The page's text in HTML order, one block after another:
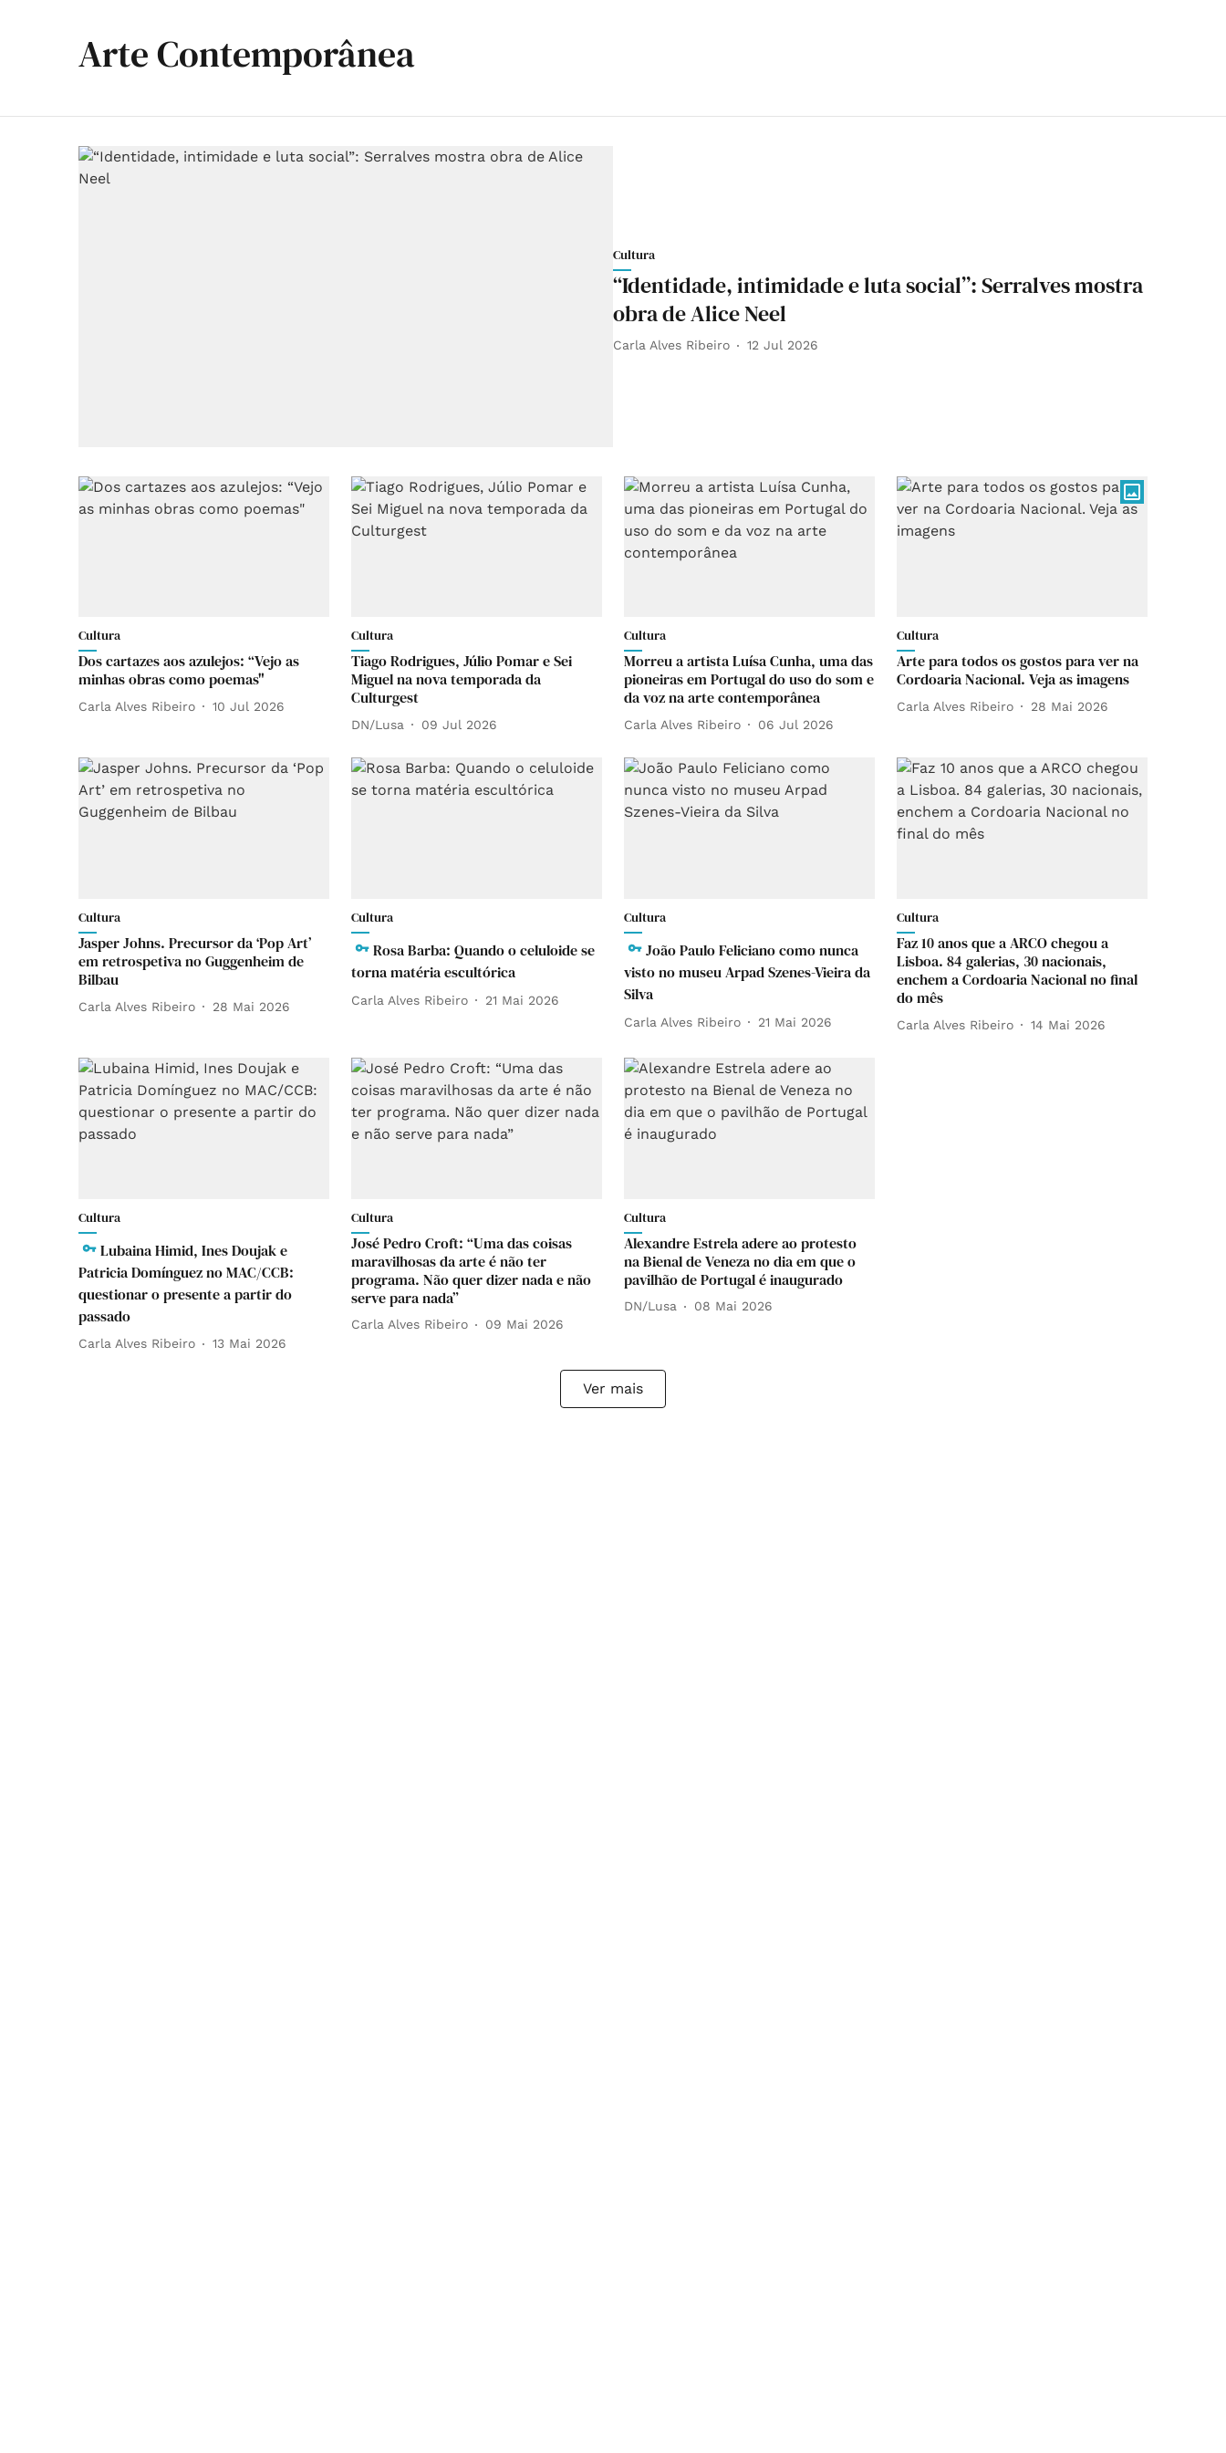
Arte Contemporânea
Cultura
“Identidade, intimidade e luta social”: Serralves mostra
obra de Alice Neel
Carla Alves Ribeiro 12 Jul 2026
Cultura
Dos cartazes aos azulejos: “Vejo as
minhas obras como poemas"
Carla Alves Ribeiro 10 Jul 2026
Cultura
Tiago Rodrigues, Júlio Pomar e Sei
Miguel na nova temporada da
Culturgest
DN/Lusa 09 Jul 2026
Cultura
Morreu a artista Luísa Cunha, uma das
pioneiras em Portugal do uso do som e
da voz na arte contemporânea
Carla Alves Ribeiro 06 Jul 2026
Cultura
Arte para todos os gostos para ver na
Cordoaria Nacional. Veja as imagens
Carla Alves Ribeiro 28 Mai 2026
Cultura
Jasper Johns. Precursor da ‘Pop Art’
em retrospetiva no Guggenheim de
Bilbau
Carla Alves Ribeiro 28 Mai 2026
Cultura
Rosa Barba: Quando o celuloide se
torna matéria escultórica
Carla Alves Ribeiro 21 Mai 2026
Cultura
João Paulo Feliciano como nunca
visto no museu Arpad Szenes-Vieira da
Silva
Carla Alves Ribeiro 21 Mai 2026
Cultura
Faz 10 anos que a ARCO chegou a
Lisboa. 84 galerias, 30 nacionais,
enchem a Cordoaria Nacional no final
do mês
Carla Alves Ribeiro 14 Mai 2026
Cultura
Lubaina Himid, Ines Doujak e
Patricia Domínguez no MAC/CCB:
questionar o presente a partir do
passado
Carla Alves Ribeiro 13 Mai 2026
Cultura
José Pedro Croft: “Uma das coisas
maravilhosas da arte é não ter
programa. Não quer dizer nada e não
serve para nada”
Carla Alves Ribeiro 09 Mai 2026
Cultura
Alexandre Estrela adere ao protesto
na Bienal de Veneza no dia em que o
pavilhão de Portugal é inaugurado
DN/Lusa 08 Mai 2026
Ver mais